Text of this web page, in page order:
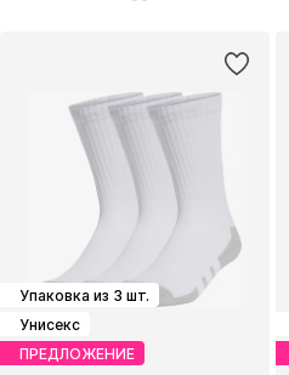
Упаковка из 3 шт.
Унисекс
ПРЕДЛОЖЕНИЕ